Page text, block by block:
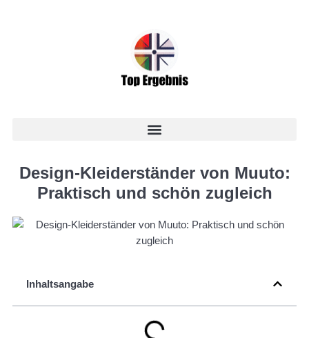
Design-Kleiderständer von Muuto:
Praktisch und schön zugleich
Inhaltsangabe